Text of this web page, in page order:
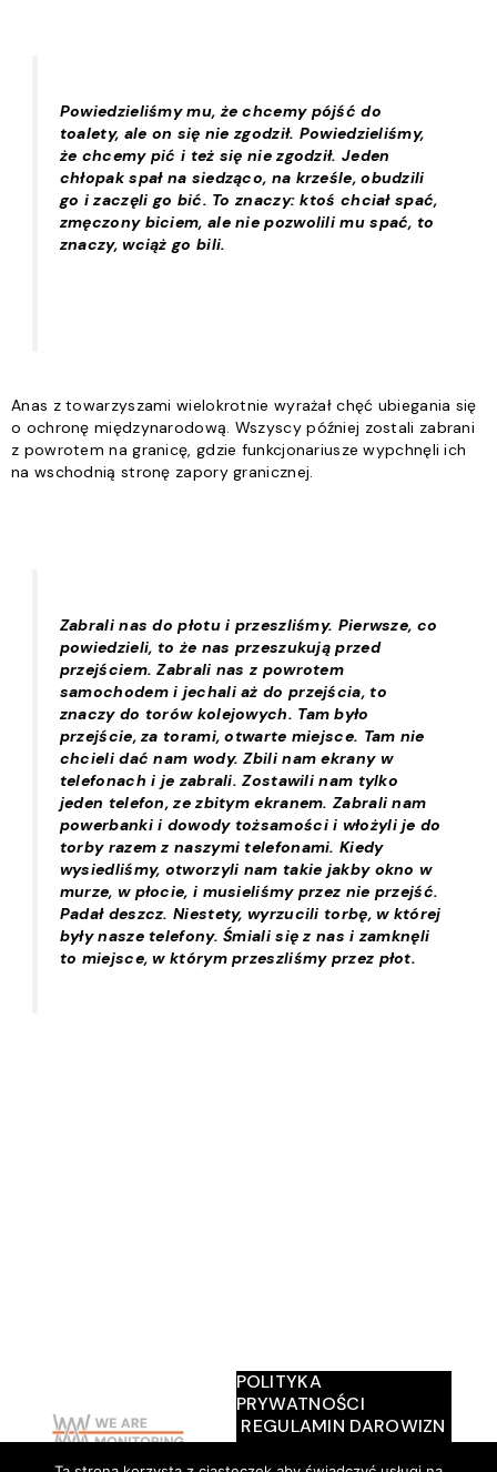
Powiedzieliśmy mu, że chcemy pójść do
toalety, ale on się nie zgodził. Powiedzieliśmy,
że chcemy pić i też się nie zgodził. Jeden
chłopak spał na siedząco, na krześle, obudzili
go i zaczęli go bić. To znaczy: ktoś chciał spać,
zmęczony biciem, ale nie pozwolili mu spać, to
znaczy, wciąż go bili.
Anas z towarzyszami wielokrotnie wyrażał chęć ubiegania się
o ochronę międzynarodową. Wszyscy później zostali zabrani
z powrotem na granicę, gdzie funkcjonariusze wypchnęli ich
na wschodnią stronę zapory granicznej.
Zabrali nas do płotu i przeszliśmy. Pierwsze, co
powiedzieli, to że nas przeszukują przed
przejściem. Zabrali nas z powrotem
samochodem i jechali aż do przejścia, to
znaczy do torów kolejowych. Tam było
przejście, za torami, otwarte miejsce. Tam nie
chcieli dać nam wody. Zbili nam ekrany w
telefonach i je zabrali. Zostawili nam tylko
jeden telefon, ze zbitym ekranem. Zabrali nam
powerbanki i dowody tożsamości i włożyli je do
torby razem z naszymi telefonami. Kiedy
wysiedliśmy, otworzyli nam takie jakby okno w
murze, w płocie, i musieliśmy przez nie przejść.
Padał deszcz. Niestety, wyrzucili torbę, w której
były nasze telefony. Śmiali się z nas i zamknęli
to miejsce, w którym przeszliśmy przez płot.
POLITYKA
PRYWATNOŚCI
REGULAMIN DAROWIZN